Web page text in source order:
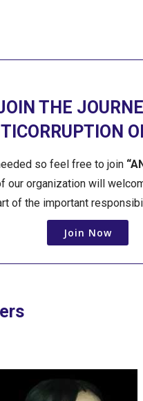
THE
so feel free to join
our organization will
of the important
Join Now